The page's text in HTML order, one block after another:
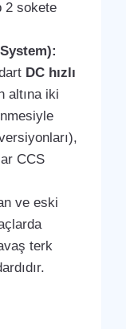
2 sokete
DC hızlı
altına iki
CCS
ve eski
terk